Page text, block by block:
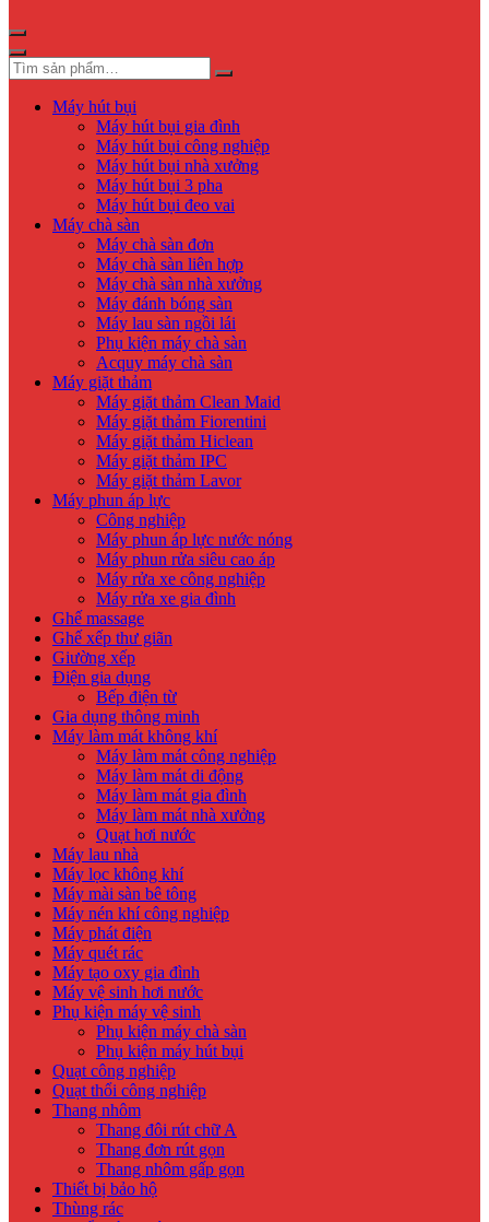
Máy hút bụi
Máy hút bụi gia đình
Máy hút bụi công nghiệp
Máy hút bụi nhà xưởng
Máy hút bụi 3 pha
Máy hút bụi đeo vai
Máy chà sàn
Máy chà sàn đơn
Máy chà sàn liên hợp
Máy chà sàn nhà xưởng
Máy đánh bóng sàn
Máy lau sàn ngồi lái
Phụ kiện máy chà sàn
Acquy máy chà sàn
Máy giặt thảm
Máy giặt thảm Clean Maid
Máy giặt thảm Fiorentini
Máy giặt thảm Hiclean
Máy giặt thảm IPC
Máy giặt thảm Lavor
Máy phun áp lực
Công nghiệp
Máy phun áp lực nước nóng
Máy phun rửa siêu cao áp
Máy rửa xe công nghiệp
Máy rửa xe gia đình
Ghế massage
Ghế xếp thư giãn
Giường xếp
Điện gia dụng
Bếp điện từ
Gia dụng thông minh
Máy làm mát không khí
Máy làm mát công nghiệp
Máy làm mát di động
Máy làm mát gia đình
Máy làm mát nhà xưởng
Quạt hơi nước
Máy lau nhà
Máy lọc không khí
Máy mài sàn bê tông
Máy nén khí công nghiệp
Máy phát điện
Máy quét rác
Máy tạo oxy gia đình
Máy vệ sinh hơi nước
Phụ kiện máy vệ sinh
Phụ kiện máy chà sàn
Phụ kiện máy hút bụi
Quạt công nghiệp
Quạt thổi công nghiệp
Thang nhôm
Thang đôi rút chữ A
Thang đơn rút gọn
Thang nhôm gấp gọn
Thiết bị bảo hộ
Thùng rác